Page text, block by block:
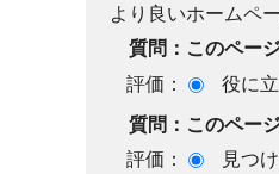
より良いホームペ
質問：このペー
評価：
役に
質問：このペー
評価：
見つ